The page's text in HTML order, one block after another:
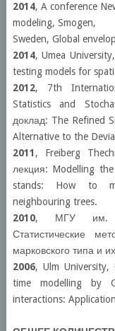
2014, A conference
modeling, Smogen,
Sweden, Global
2014, Umea
testing models for
2012, 7th
Statistics and
доклад: The Refined
Alternative to the
2011 , Freiberg
лекция: Modelling
stands: How to
neighbouring trees.
2010, МГУ им.
Статистические
марковского типа и
2006, Ulm University,
time modelling by
interactions: